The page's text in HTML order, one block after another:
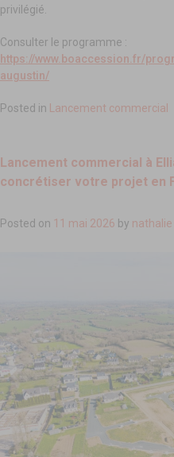
privilégié.
Consulter le programme :
https://www.boaccession.fr/
augustin/
Posted in Lancement commercial
Lancement commercial à
concrétiser votre projet en
Posted on 11 mai 2026 by nathalie